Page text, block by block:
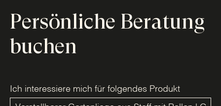
Persönliche Beratung
buchen
Ich interessiere mich für folgendes Produkt